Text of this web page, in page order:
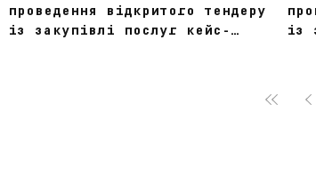
проведення відкритого тендеру
із закупівлі послуг кейс-
із